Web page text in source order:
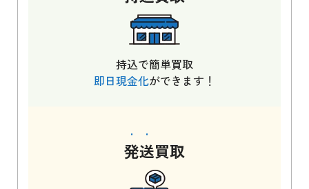
持込で簡単買取
即日現金化ができます！
発送買取